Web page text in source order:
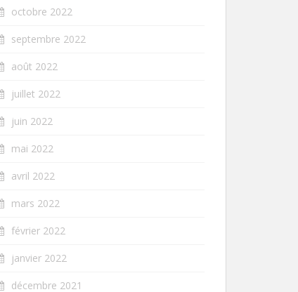
octobre 2022
septembre 2022
août 2022
juillet 2022
juin 2022
mai 2022
avril 2022
mars 2022
février 2022
janvier 2022
décembre 2021